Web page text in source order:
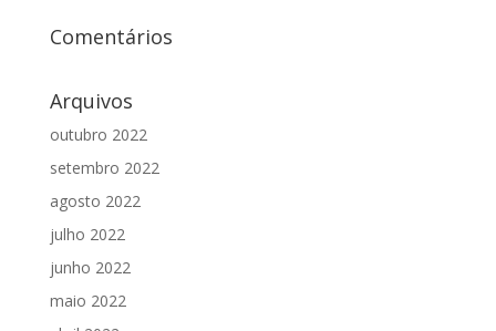
Comentários
Arquivos
outubro 2022
setembro 2022
agosto 2022
julho 2022
junho 2022
maio 2022